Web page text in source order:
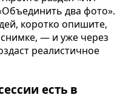
два фото».
коротко опишите,
— и уже через
реалистичное
есть в